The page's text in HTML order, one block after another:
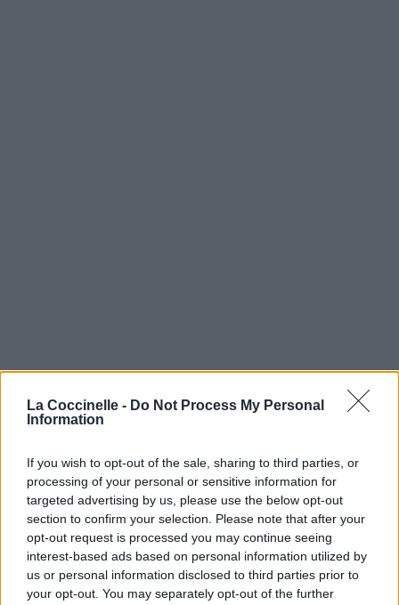
La Coccinelle - Do Not Process My Personal
Information
If you wish to opt-out of the sale, sharing to third parties, or
processing of your personal or sensitive information for
targeted advertising by us, please use the below opt-out
section to confirm your selection. Please note that after your
opt-out request is processed you may continue seeing
interest-based ads based on personal information utilized by
us or personal information disclosed to third parties prior to
your opt-out. You may separately opt-out of the further